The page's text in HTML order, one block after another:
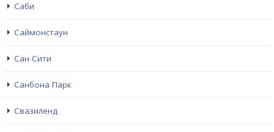
Саби
Саймонстаун
Сан Сити
Санбона Парк
Свазиленд